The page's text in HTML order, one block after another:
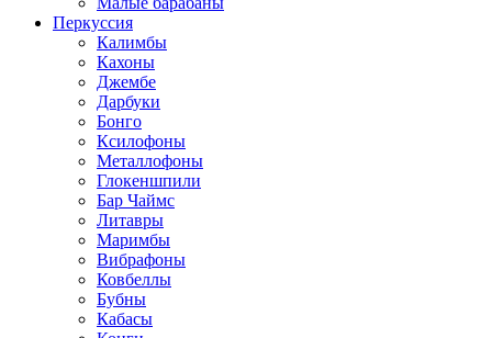
Перкуссия
Калимбы
Кахоны
Джембе
Дарбуки
Бонго
Ксилофоны
Металлофоны
Глокеншпили
Бар Чаймс
Литавры
Маримбы
Вибрафоны
Ковбеллы
Бубны
Кабасы